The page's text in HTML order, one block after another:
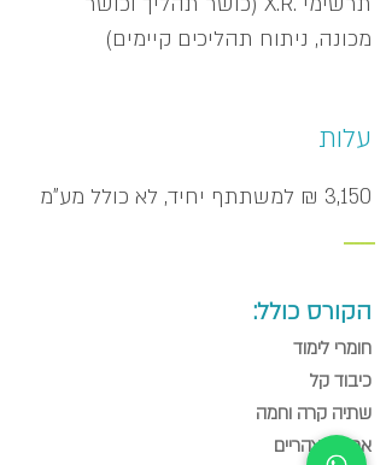
מכונה, ניתוח תהליכים קיימים)
עלות
3,150 ₪ למשתתף יחיד, לא כולל מע"מ
_____
הקורס כולל:
חומרי לימוד
כיבוד קל
שתיה קרה וחמה
ארוחת צהריים